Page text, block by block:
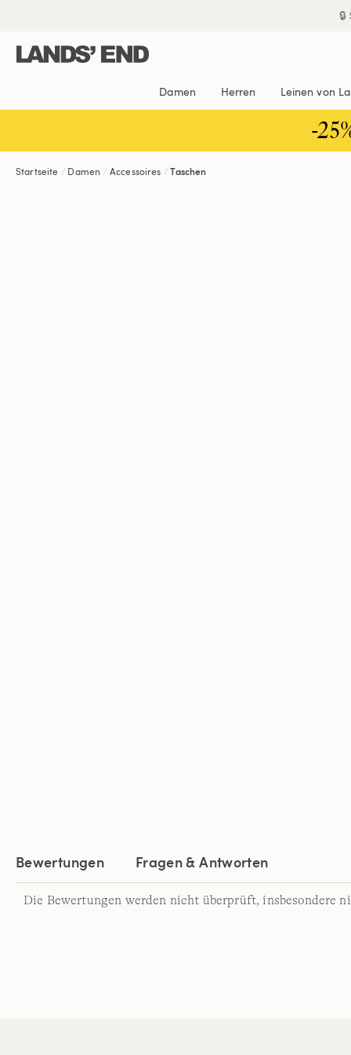
Inhalt
Navigation
Suche
Damen Herren Leinen von
-
Startseite Damen Accessoires Taschen
Bewertungen Fragen & Antworten
Die Bewertungen werden nicht überprüft, insbesondere